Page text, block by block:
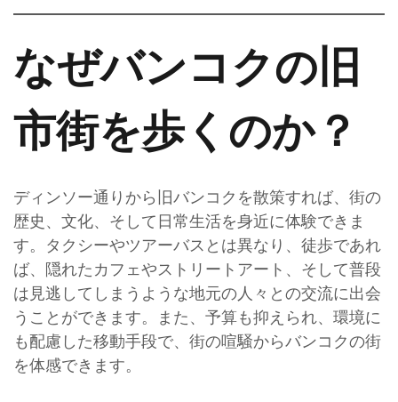
なぜバンコクの旧
市街を歩くのか？
ディンソー通りから旧バンコクを散策すれば、街の
歴史、文化、そして日常生活を身近に体験できま
す。タクシーやツアーバスとは異なり、徒歩であれ
ば、隠れたカフェやストリートアート、そして普段
は見逃してしまうような地元の人々との交流に出会
うことができます。また、予算も抑えられ、環境に
も配慮した移動手段で、街の喧騒からバンコクの街
を体感できます。